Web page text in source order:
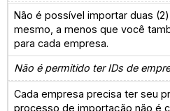
Não é possível importar duas
mesmo, a menos que você
para cada empresa.
Não é permitido ter IDs de
Cada empresa precisa ter seu
processo de importação não é